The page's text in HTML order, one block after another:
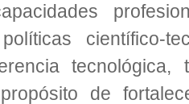
científico-
de